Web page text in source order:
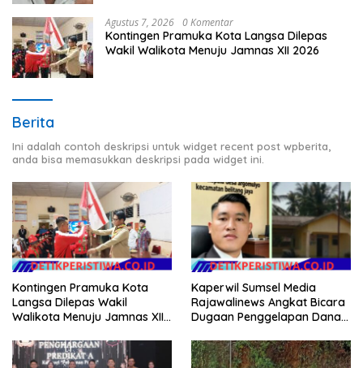
Agustus 7, 2026 0 Komentar
Kontingen Pramuka Kota Langsa Dilepas
Wakil Walikota Menuju Jamnas XII 2026
Berita
Ini adalah contoh deskripsi untuk widget recent post wpberita,
anda bisa memasukkan deskripsi pada widget ini.
Kontingen Pramuka Kota
Langsa Dilepas Wakil
Walikota Menuju Jamnas XII
Kaperwil Sumsel Media
Rajawalinews Angkat Bicara
Dugaan Penggelapan Dana
Argomulyo Belitang Jaya
Hilang 3 Bulan Bawa